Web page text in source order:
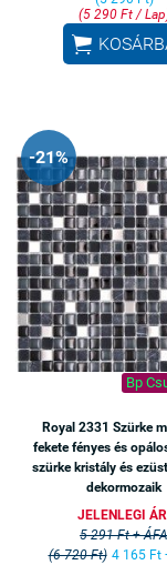
(5 290 Ft /

-21%
Bp
Royal 2331 Szürke
fekete fényes és
szürke kristály és
dekormozaik
JELENLEGI
5 291 Ft + ÁFA
(6 720 Ft) 4 165 Ft